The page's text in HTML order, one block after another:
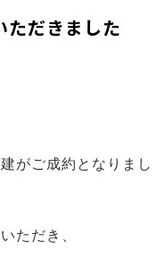
ただきました
がご成約となりまし
ただき、